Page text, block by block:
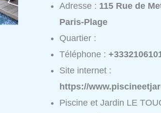
Adresse : 115 Rue de
Paris-Plage
Quartier :
Téléphone :
Site internet :
https://
Piscine et Jardin LE